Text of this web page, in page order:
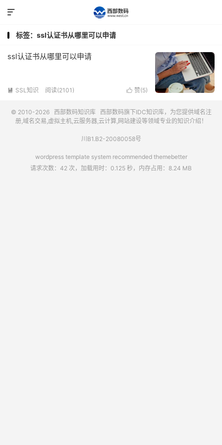

标签：ssl认证书从哪里可以申请
ssl认证书从哪里可以申请
 SSL知识 阅读(2101)  赞(5)
© 2010-2026 西部数码知识库 西部数码旗下IDC知识库，为您提供域名注
册,域名交易,虚拟主机,云服务器,云计算,网站建设等领域专业的知识介绍！
川B1.B2-20080058号
wordpress template system recommended themebetter
请求次数：42 次，加载用时：0.125 秒，内存占用：8.24 MB